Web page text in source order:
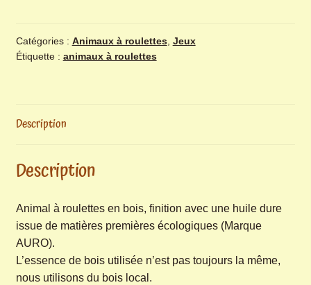
roulettes
Catégories : Animaux à roulettes, Jeux
Étiquette : animaux à roulettes
Description
Description
Animal à roulettes en bois, finition avec une huile dure
issue de matières premières écologiques (Marque
AURO).
L’essence de bois utilisée n’est pas toujours la même,
nous utilisons du bois local.